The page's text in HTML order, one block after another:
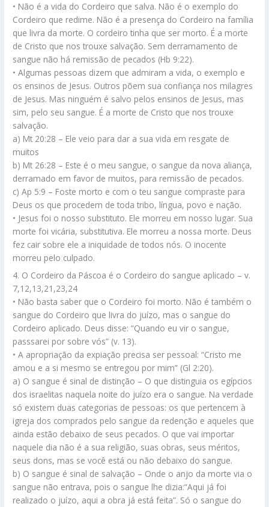
• Não é a vida do Cordeiro que salva. Não é o exemplo do
Cordeiro que redime. Não é a presença do Cordeiro na família
que livra da morte. O cordeiro tinha que ser morto. É a morte
de Cristo que nos trouxe salvação. Sem derramamento de
sangue não há remissão de pecados (Hb 9:22).
• Algumas pessoas dizem que admiram a vida, o exemplo e
os ensinos de Jesus. Outros põem sua confiança nos milagres
de Jesus. Mas ninguém é salvo pelos ensinos de Jesus, mas
sim, pelo seu sangue. É a morte de Cristo que nos trouxe
salvação.
a) Mt 20:28 – Ele veio para dar a sua vida em resgate de
muitos
b) Mt 26:28 – Este é o meu sangue, o sangue da nova aliança,
derramado em favor de muitos, para remissão de pecados.
c) Ap 5:9 – Foste morto e com o teu sangue compraste para
Deus os que procedem de toda tribo, língua, povo e nação.
• Jesus foi o nosso substituto. Ele morreu em nosso lugar. Sua
morte foi vicária, substitutiva. Ele morreu a nossa morte. Deus
fez cair sobre ele a iniquidade de todos nós. O inocente
morreu pelo culpado.
4. O Cordeiro da Páscoa é o Cordeiro do sangue aplicado – v.
7,12,13,21,23,24
• Não basta saber que o Cordeiro foi morto. Não é também o
sangue do Cordeiro que livra do juízo, mas o sangue do
Cordeiro aplicado. Deus disse: “Quando eu vir o sangue,
passsarei por sobre vós” (v. 13).
• A apropriação da expiação precisa ser pessoal: “Cristo me
amou e a si mesmo se entregou por mim” (Gl 2:20).
a) O sangue é sinal de distinção – O que distinguia os egípcios
dos israelitas naquela noite do juízo era o sangue. Na verdade
só existem duas categorias de pessoas: os que pertencem à
igreja dos comprados pelo sangue da redenção e aqueles que
ainda estão debaixo de seus pecados. O que vai importar
naquele dia não é a sua religião, suas obras, seus méritos,
seus dons, mas se você está ou não debaixo do sangue.
b) O sangue é sinal de salvação – Onde o anjo da morte via o
sangue não entrava, pois o sangue lhe dizia:“Aqui já foi
realizado o juízo, aqui a obra já está feita”. Só o sangue do